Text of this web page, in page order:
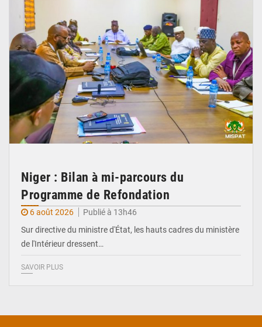
Niger : Bilan à mi-parcours du
Programme de Refondation
6 août 2026
Publié à 13h46
Sur directive du ministre d'État, les hauts cadres du ministère
de l'Intérieur dressent…
SAVOIR PLUS